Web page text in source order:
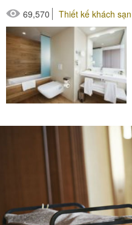
69,570
Thiết kế khách sạn